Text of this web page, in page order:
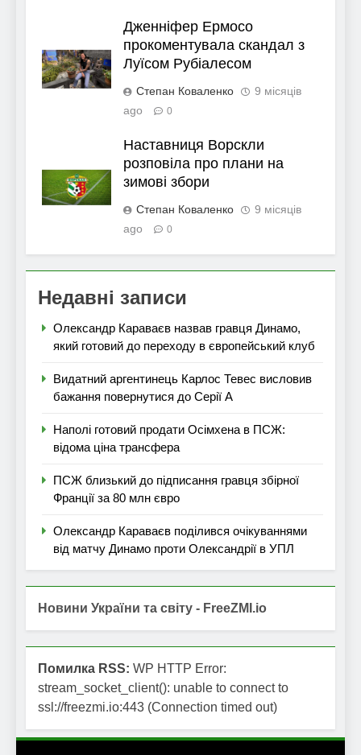
Дженніфер Ермосо
прокоментувала скандал з
Луїсом Рубіалесом
Степан Коваленко
9 місяців
ago
0
Наставниця Ворскли
розповіла про плани на
зимові збори
Степан Коваленко
9 місяців
ago
0
Недавні записи
Олександр Караваєв назвав гравця Динамо,
який готовий до переходу в європейський клуб
Видатний аргентинець Карлос Тевес висловив
бажання повернутися до Серії А
Наполі готовий продати Осімхена в ПСЖ:
відома ціна трансфера
ПСЖ близький до підписання гравця збірної
Франції за 80 млн євро
Олександр Караваєв поділився очікуваннями
від матчу Динамо проти Олександрії в УПЛ
Новини України та світу - FreeZMI.io
Помилка RSS: WP HTTP Error:
stream_socket_client(): unable to connect to
ssl://freezmi.io:443 (Connection timed out)